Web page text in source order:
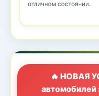
отличном состоянии.
🔥 НОВАЯ
автомобилей